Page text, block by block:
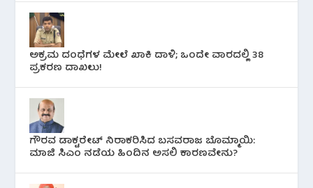
ಅಕ್ರಮ ದಂಧೆಗಳ ಮೇಲೆ ಖಾಕಿ ದಾಳಿ; ಒಂದೇ ವಾರದಲ್ಲಿ 38
ಪ್ರಕರಣ ದಾಖಲು!
ಗೌರವ ಡಾಕ್ಟರೇಟ್ ನಿರಾಕರಿಸಿದ ಬಸವರಾಜ ಬೊಮ್ಮಾಯಿ:
ಮಾಜಿ ಸಿಎಂ ನಡೆಯ ಹಿಂದಿನ ಅಸಲಿ ಕಾರಣವೇನು?